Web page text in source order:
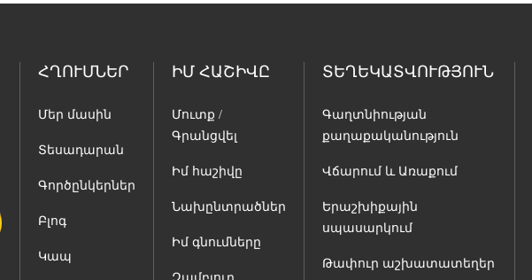
ՀՂՈՒՄՆԵՐ
Մեր մասին
Տեսադարան
Գործընկերներ
Բլոգ
Կապ
ԻՄ ՀԱՇԻՎԸ
Մուտք /
Գրանցվել
Իմ հաշիվը
Նախընտրածներ
Իմ գնումները
ՏԵՂԵԿԱՏՎՈՒԹՅՈՒՆ
Գաղտնիության
քաղաքականություն
Վճարում և Առաքում
Երաշխիքային
սպասարկում
Թափուր աշխատատեղեր